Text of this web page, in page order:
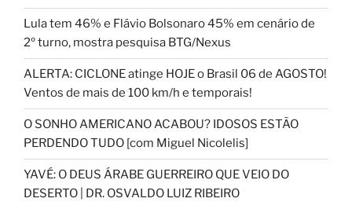
Lula tem 46% e Flávio Bolsonaro 45% em cenário de
2º turno, mostra pesquisa BTG/Nexus
ALERTA: CICLONE atinge HOJE o Brasil 06 de AGOSTO!
Ventos de mais de 100 km/h e temporais!
O SONHO AMERICANO ACABOU? IDOSOS ESTÃO
PERDENDO TUDO [com Miguel Nicolelis]
YAVÉ: O DEUS ÁRABE GUERREIRO QUE VEIO DO
DESERTO | DR. OSVALDO LUIZ RIBEIRO